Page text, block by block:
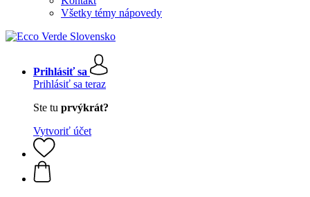
Všetky témy nápovedy
Prihlásiť sa
Prihlásiť sa teraz
Ste tu prvýkrát?
Vytvoriť účet